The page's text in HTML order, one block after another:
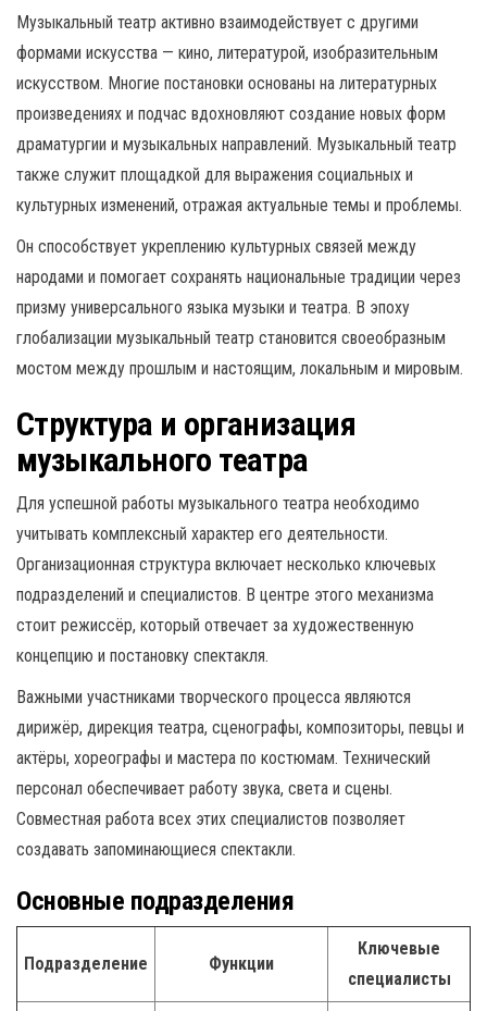
Музыкальный театр активно взаимодействует с другими
формами искусства — кино, литературой, изобразительным
искусством. Многие постановки основаны на литературных
произведениях и подчас вдохновляют создание новых форм
драматургии и музыкальных направлений. Музыкальный театр
также служит площадкой для выражения социальных и
культурных изменений, отражая актуальные темы и проблемы.
Он способствует укреплению культурных связей между
народами и помогает сохранять национальные традиции через
призму универсального языка музыки и театра. В эпоху
глобализации музыкальный театр становится своеобразным
мостом между прошлым и настоящим, локальным и мировым.
Структура и организация
музыкального театра
Для успешной работы музыкального театра необходимо
учитывать комплексный характер его деятельности.
Организационная структура включает несколько ключевых
подразделений и специалистов. В центре этого механизма
стоит режиссёр, который отвечает за художественную
концепцию и постановку спектакля.
Важными участниками творческого процесса являются
дирижёр, дирекция театра, сценографы, композиторы, певцы и
актёры, хореографы и мастера по костюмам. Технический
персонал обеспечивает работу звука, света и сцены.
Совместная работа всех этих специалистов позволяет
создавать запоминающиеся спектакли.
Основные подразделения
Подразделение Функции
Ключевые
специалисты